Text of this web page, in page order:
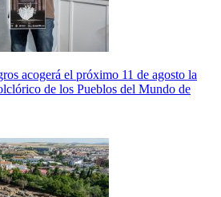
acogerá el próximo 11 de agosto la
de los Pueblos del Mundo de